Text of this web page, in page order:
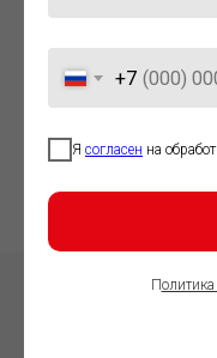
+7
Я согласен на
П